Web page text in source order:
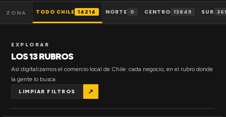
ZONA TODO CHILE 14214 NORTE 0 CENTRO 13849 SUR
EXPLORAR
LOS 13 RUBROS
Así digitalizamos el comercio local de Chile: cada negocio, en el rubro donde
la gente lo busca.
LIMPIAR FILTROS ↗